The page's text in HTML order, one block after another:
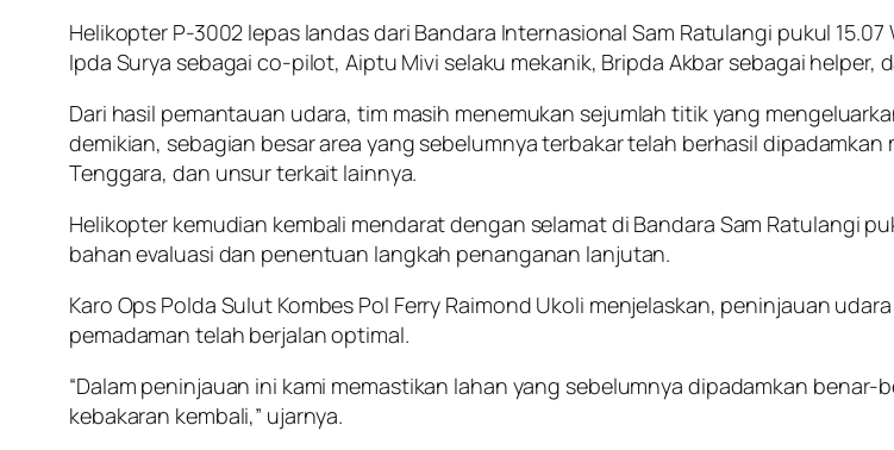
Helikopter P-3002 lepas landas dari Bandara Internasional Sam Ratulangi pukul
Ipda Surya sebagai co-pilot, Aiptu Mivi selaku mekanik, Bripda Akbar sebagai helper,
Dari hasil pemantauan udara, tim masih menemukan sejumlah titik yang
demikian, sebagian besar area yang sebelumnya terbakar telah berhasil
Tenggara, dan unsur terkait lainnya.
Helikopter kemudian kembali mendarat dengan selamat di Bandara Sam Ratulangi
bahan evaluasi dan penentuan langkah penanganan lanjutan.
Karo Ops Polda Sulut Kombes Pol Ferry Raimond Ukoli menjelaskan, peninjauan
pemadaman telah berjalan optimal.
“Dalam peninjauan ini kami memastikan lahan yang sebelumnya dipadamkan
kebakaran kembali,” ujarnya.